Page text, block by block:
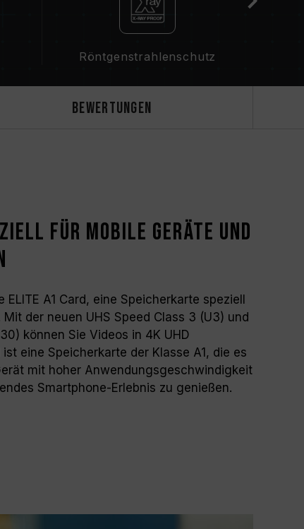
Röntgenstrahlenschutz
Bewertungen
für mobile Geräte und
A1 Card, eine Speicherkarte speziell
der neuen UHS Speed Class 3 (U3) und
können Sie Videos in 4K UHD
ist eine Speicherkarte der Klasse A1, die es
mit hoher Anwendungsgeschwindigkeit
Smartphone-Erlebnis zu genießen.